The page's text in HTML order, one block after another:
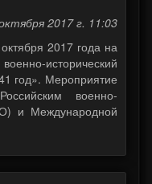
2017 г. 11:03
2017 года на
исторический
год». Мероприятие
военно-
и Международной